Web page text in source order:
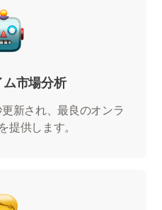
ム市場分析
新され、最良のオンラ
提供します。